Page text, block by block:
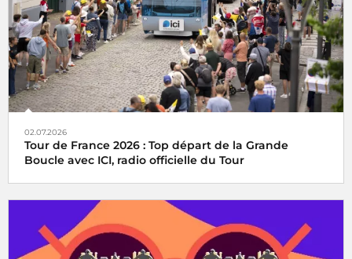
02.07.2026
Tour de France 2026 : Top départ de la Grande
Boucle avec ICI, radio officielle du Tour